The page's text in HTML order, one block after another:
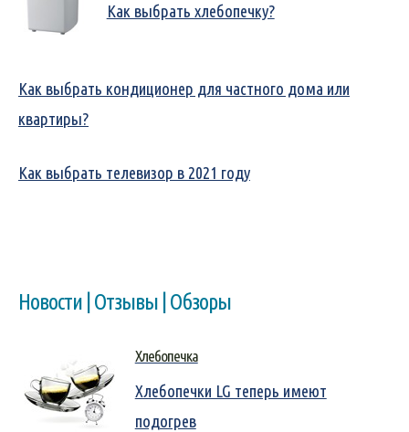
Как выбрать хлебопечку?
Как выбрать кондиционер для частного дома или
квартиры?
Как выбрать телевизор в 2021 году
Новости | Отзывы | Обзоры
Хлебопечка
Хлебопечки LG теперь имеют
подогрев